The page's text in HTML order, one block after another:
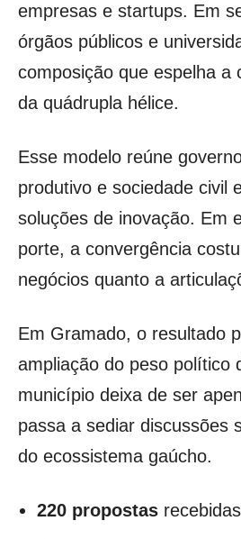
empresas e startups. Em
órgãos públicos e
composição que espelha a
da quádrupla hélice.
Esse modelo reúne
produtivo e sociedade civil
soluções de inovação. Em
porte, a convergência
negócios quanto a
Em Gramado, o resultado
ampliação do peso político
município deixa de ser
passa a sediar discussões
do ecossistema gaúcho.
220 propostas